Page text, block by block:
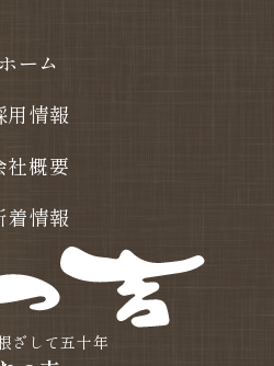
ホーム
用情報
社概要
着情報
ざして五十年